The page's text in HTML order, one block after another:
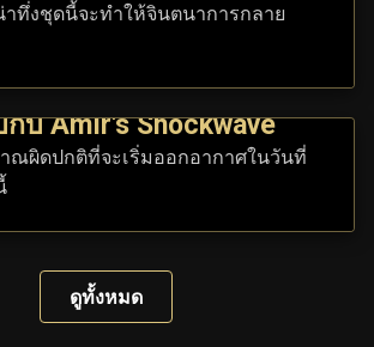
ทึ่งชุดนี้จะทำให้จินตนาการกลาย
บ Amir's Shockwave
ผิดปกติที่จะเริ่มออกอากาศในวันที่
ดูทั้งหมด